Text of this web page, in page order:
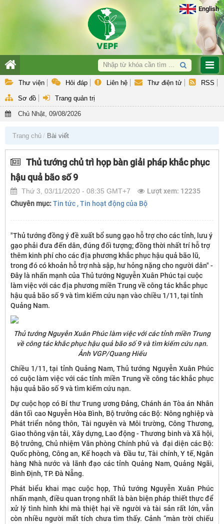
English
Thư viện Hỏi đáp Liên hệ Thư điện tử RSS
Sơ đồ Trang quản trị
Chủ Nhật, 09/08/2026
Hoạt động nghiệp vụ
Hợp tác quốc tế & GEF
Trang chủ Bài viết
Thủ tướng chủ trì họp bàn giải pháp khắc phục
hậu quả bão số 9
Thứ 3, 03/11/2020 - 08:35 GMT+7
Lượt xem: 12235
Chuyên mục:Tin tức , Tin hoạt động của Bộ
"Thủ tướng đồng ý đề xuất bổ sung gạo hỗ trợ cho các tỉnh, lưu ý
gạo phải đưa đến dân, đúng đối tượng; đồng thời nhất trí hỗ trợ
thêm kinh phí cho các địa phương khắc phục hậu quả bão lũ,
trong đó có khoản hỗ trợ nhà sập, hư hỏng nặng cho người dân" -
Đây là nhấn mạnh của Thủ tướng Nguyễn Xuân Phúc tại cuộc
làm việc với các địa phương miền Trung về công tác khắc phục
hậu quả bão số 9 và tìm kiếm cứu nạn vào chiều 1/11, tại tỉnh
Quảng Nam.
Thủ tướng Nguyễn Xuân Phúc làm việc với các tỉnh miền Trung
về công tác khắc phục hậu quả bão số 9 và tìm kiếm cứu nạn.
Ảnh VGP/Quang Hiếu
Chiều 1/11, tại tỉnh Quảng Nam, Thủ tướng Nguyễn Xuân Phúc
có cuộc làm việc với các tỉnh miền Trung về công tác khắc phục
hậu quả bão số 9 và tìm kiếm cứu nạn.
Dự cuộc họp có Bí thư Trung ương Đảng, Chánh án Tòa án Nhân
dân tối cao Nguyễn Hòa Bình, Bộ trưởng các Bộ: Nông nghiệp và
Phát triển nông thôn, Tài nguyên và Môi trường, Công Thương,
Giao thông vận tải, Xây dựng, Lao động - Thương binh và Xã hội,
Bộ trưởng, Chủ nhiệm Văn phòng Chính phủ và đại diện các Bộ:
Quốc phòng, Công an, Kế hoạch và Đầu tư, Tài chính, Y tế, Ngân
hàng Nhà nước và lãnh đạo các tỉnh Quảng Nam, Quảng Ngãi,
Bình Định, TP. Đà Nẵng.
Phát biểu khai mạc cuộc họp, Thủ tướng Nguyễn Xuân Phúc
nhấn mạnh, điều quan trọng nhất là bàn biện pháp thiết thực để
xử lý tình hình khi mà thiệt hại về người và tài sản rất lớn, vẫn
còn nhiều người mất tích chưa tìm thấy. Cảnh “màn trời chiếu